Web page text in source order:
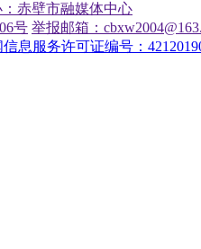
：赤壁市融媒体中心
号 举报邮箱：
息服务许可证编号：